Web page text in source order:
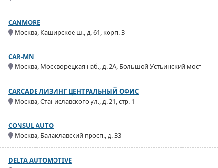
CANMORE
Москва, Каширское ш., д. 61, корп. 3
CAR-MN
Москва, Москворецкая наб., д. 2А, Большой Устьинский мост
CARCADE ЛИЗИНГ ЦЕНТРАЛЬНЫЙ ОФИС
Москва, Станиславского ул., д. 21, стр. 1
CONSUL AUTO
Москва, Балаклавский просп., д. 33
DELTA AUTOMOTIVE